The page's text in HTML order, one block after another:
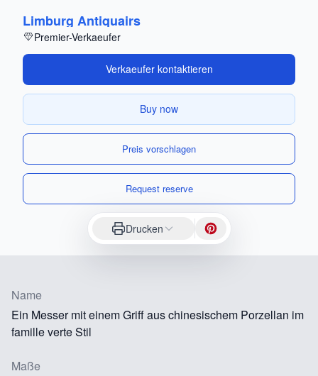
Limburg Antiquairs
Premier-Verkaeufer
Verkaeufer kontaktieren
Buy now
Preis vorschlagen
Request reserve
Drucken
Name
Ein Messer mit einem Griff aus chinesischem Porzellan im
famille verte Stil
Maße